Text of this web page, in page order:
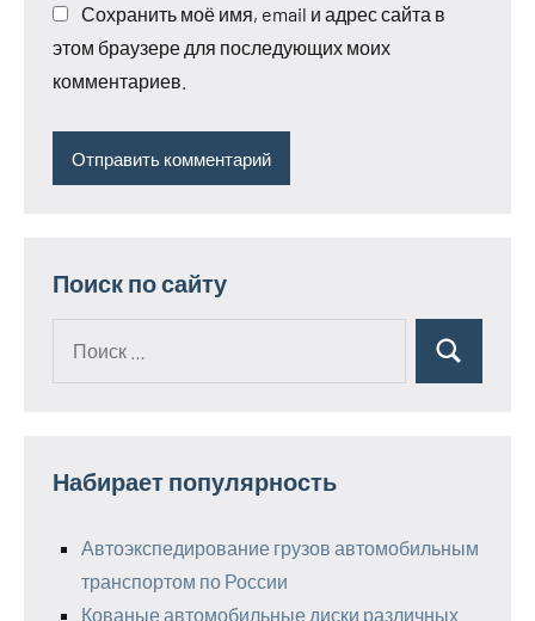
Сохранить моё имя, email и адрес сайта в
этом браузере для последующих моих
комментариев.
Поиск по сайту
Поиск
Набирает популярность
Автоэкспедирование грузов автомобильным
транспортом по России
Кованые автомобильные диски различных